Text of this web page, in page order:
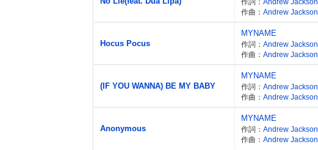
作曲： Andrew Jackson
Hocus Pocus
MYNAME
作詞： Andrew Jackson
作曲： Andrew Jackson
(IF YOU WANNA) BE MY BABY
MYNAME
作詞： Andrew Jackson
作曲： Andrew Jackson
Anonymous
MYNAME
作詞： Andrew Jackson
作曲： Andrew Jackson